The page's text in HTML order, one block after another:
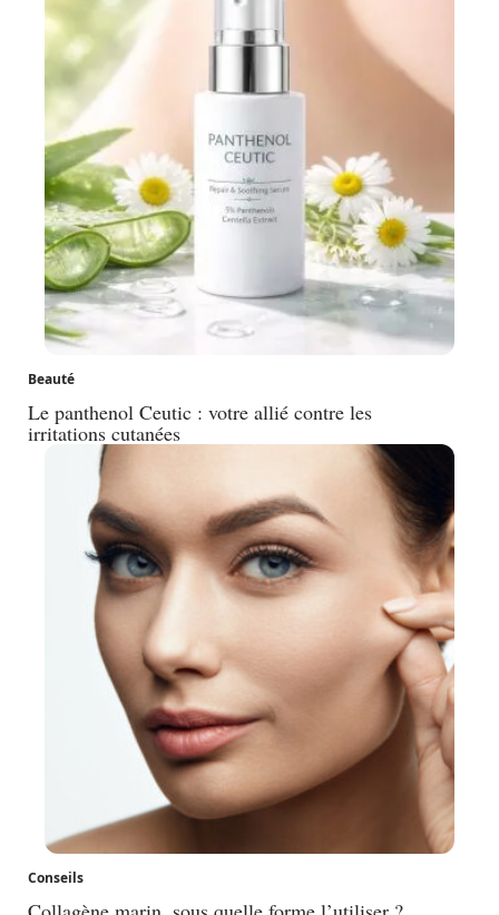
Beauté
Le panthenol Ceutic : votre allié contre les
irritations cutanées
Conseils